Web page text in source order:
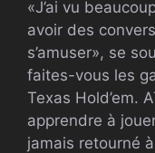
«J’ai vu
avoir des
s’amuser», se
faites-vous les
Texas Hold’em.
apprendre à
jamais retourné